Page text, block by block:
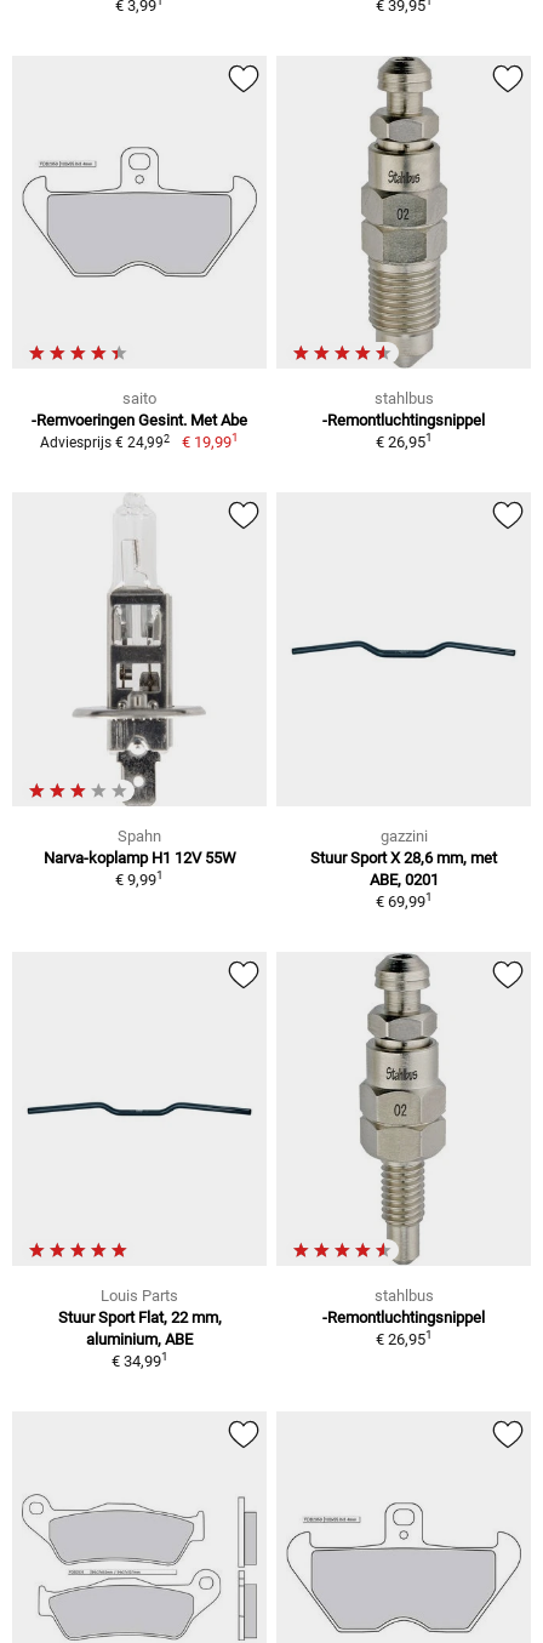
€ 3,99 € 39,95
saito
-Remvoeringen Gesint. Met Abe
Adviesprijs € 24,992 € 19,991
stahlbus
-Remontluchtingsnippel
€ 26,951
Spahn
Narva-koplamp H1 12V 55W
€ 9,991
gazzini
Stuur Sport X 28,6 mm, met
ABE, 0201
€ 69,991
Louis Parts
Stuur Sport Flat, 22 mm,
aluminium, ABE
€ 34,991
stahlbus
-Remontluchtingsnippel
€ 26,951